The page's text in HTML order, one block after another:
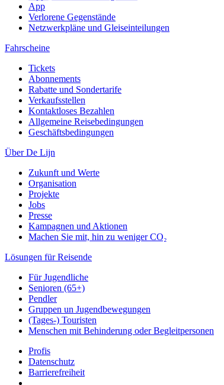
App
Verlorene Gegenstände
Netzwerkpläne und Gleiseinteilungen
Fahrscheine
Tickets
Abonnements
Rabatte und Sondertarife
Verkaufsstellen
Kontaktloses Bezahlen
Allgemeine Reisebedingungen
Geschäftsbedingungen
Über De Lijn
Zukunft und Werte
Organisation
Projekte
Jobs
Presse
Kampagnen und Aktionen
Machen Sie mit, hin zu weniger CO₂
Lösungen für Reisende
Für Jugendliche
Senioren (65+)
Pendler
Gruppen un Jugendbewegungen
(Tages-) Touristen
Menschen mit Behinderung oder Begleitpersonen
Profis
Datenschutz
Barrierefreiheit